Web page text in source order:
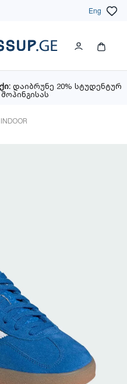
Eng
დაიბრუნე 20% სტუდენტურ